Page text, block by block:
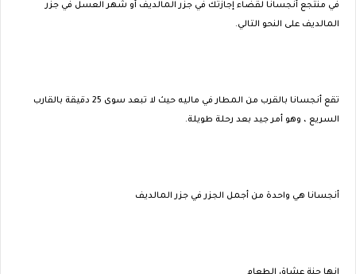
في منتجع أنجسانا لقضاء إجازتك في جزر المالديف أو شهر العسل في جزر
المالديف على النحو التالي.
تقع أنجسانا بالقرب من المطار في ماليه حيث لا تبعد سوى 25 دقيقة بالقارب
السريع ، وهو أمر جيد بعد رحلة طويلة.
أنجسانا هي واحدة من أجمل الجزر في جزر المالديف